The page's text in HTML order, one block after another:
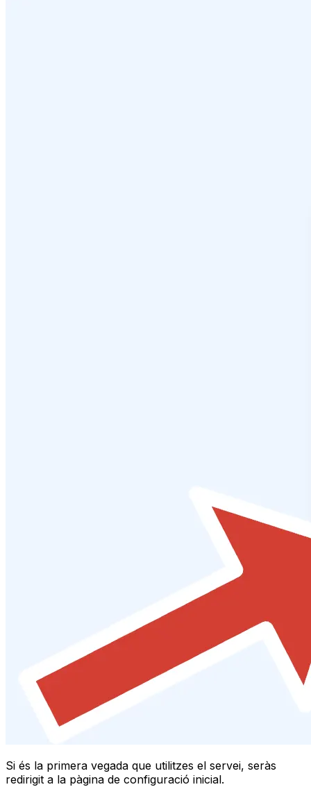
Si és la primera vegada que utilitzes el servei, seràs
redirigit a la pàgina de configuració inicial.